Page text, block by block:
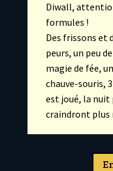
Diwall,
formules !
Des frissons et
peurs, un peu
magie de fée,
chauve-souris,
est joué, la nuit
craindront plus